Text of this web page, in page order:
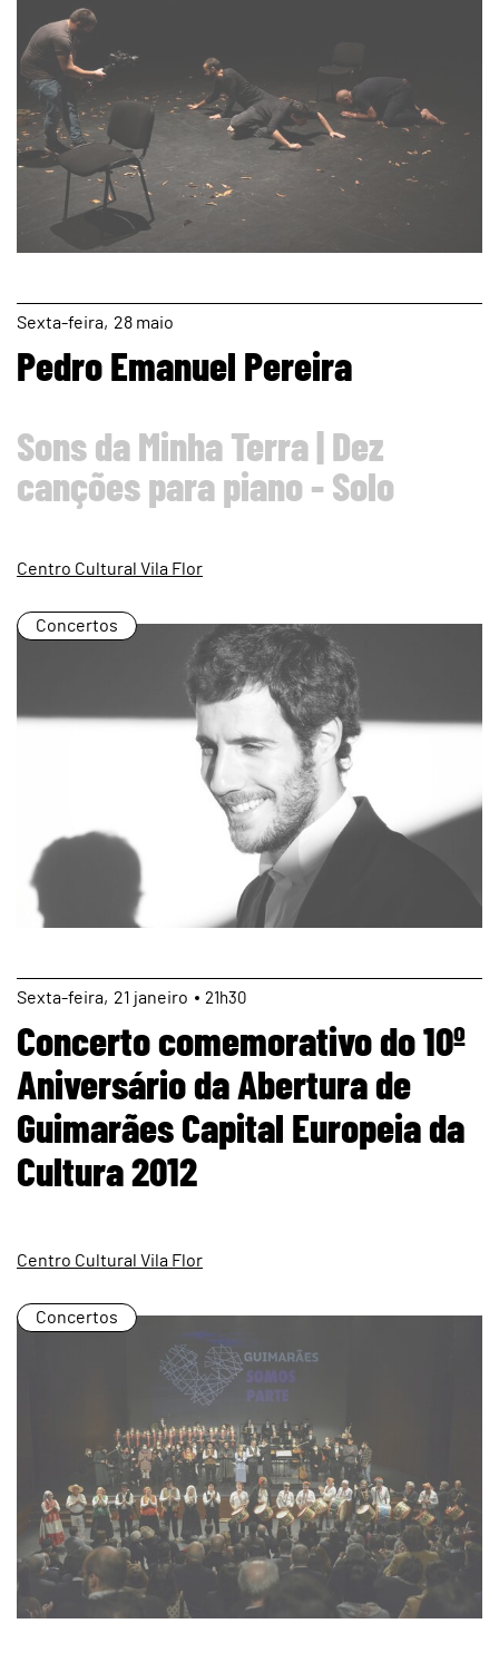
page
28 maio
Sexta
Pedro Emanuel Pereira
Sons da Minha Terra | Dez
canções para piano - Solo
Centro Cultural Vila Flor
Concertos
page
21 janeiro
Sexta 21h30
Concerto comemorativo do 10º
Aniversário da Abertura de
Guimarães Capital Europeia da
Cultura 2012
Centro Cultural Vila Flor
Concertos